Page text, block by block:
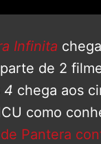
Infinita
de 2
4 chega aos
como
Pantera